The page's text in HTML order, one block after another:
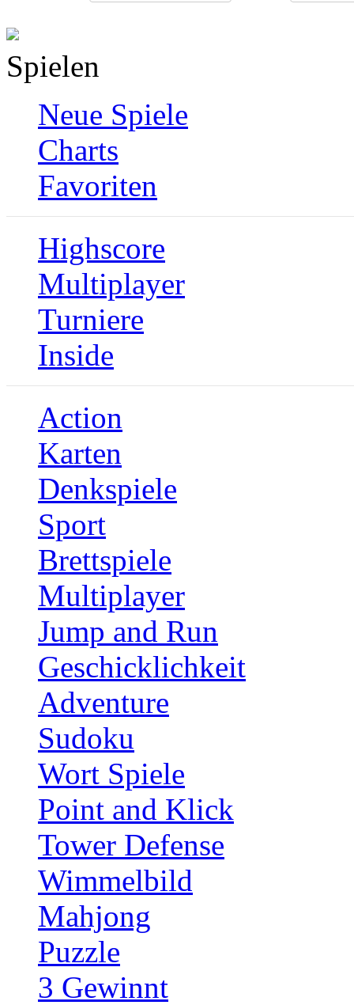
Spielen
Neue Spiele
Charts
Favoriten
Highscore
Multiplayer
Turniere
Inside
Action
Karten
Denkspiele
Sport
Brettspiele
Multiplayer
Jump and Run
Geschicklichkeit
Adventure
Sudoku
Wort Spiele
Point and Klick
Tower Defense
Wimmelbild
Mahjong
Puzzle
3 Gewinnt